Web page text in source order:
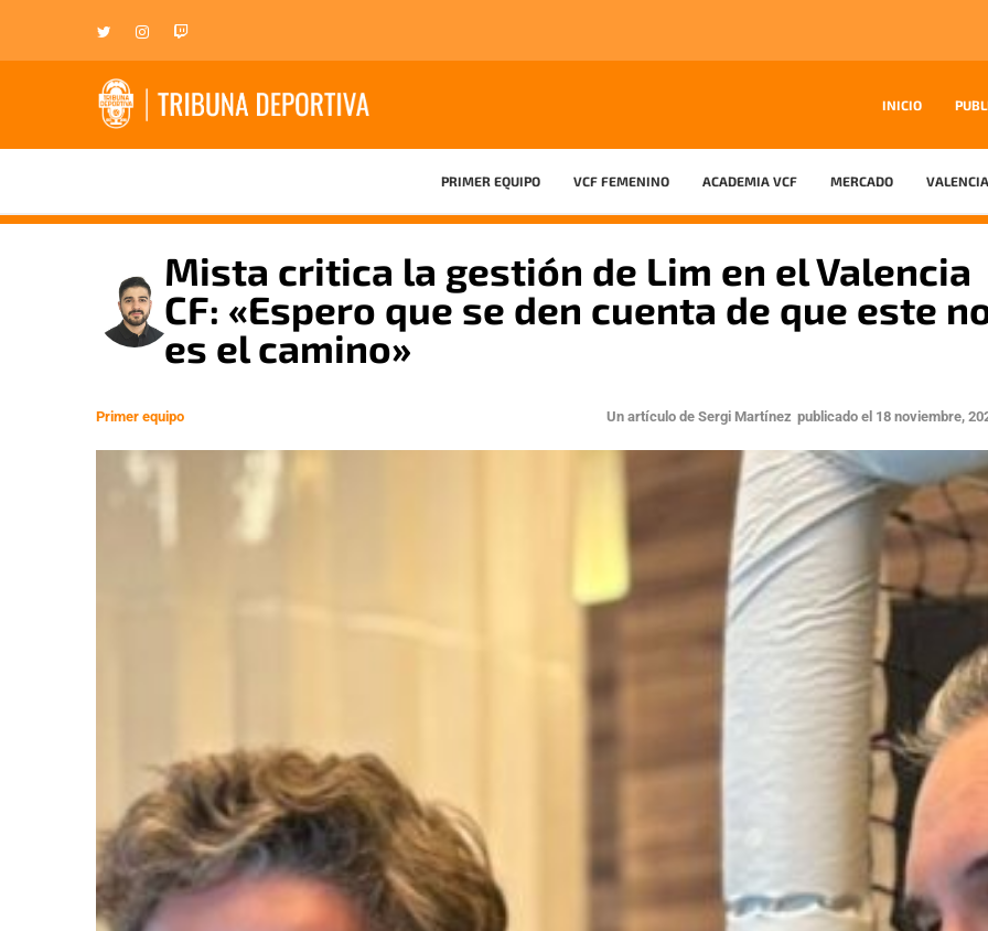
INICIO
PRIMER EQUIPO VCF FEMENINO ACADEMIA VCF MERCADO
Mista critica la gestión de Lim en el Valencia
CF: «Espero que se den cuenta de que este
es el camino»
Primer equipo Un artículo de Sergi Martínez publicado el 18 noviembre,